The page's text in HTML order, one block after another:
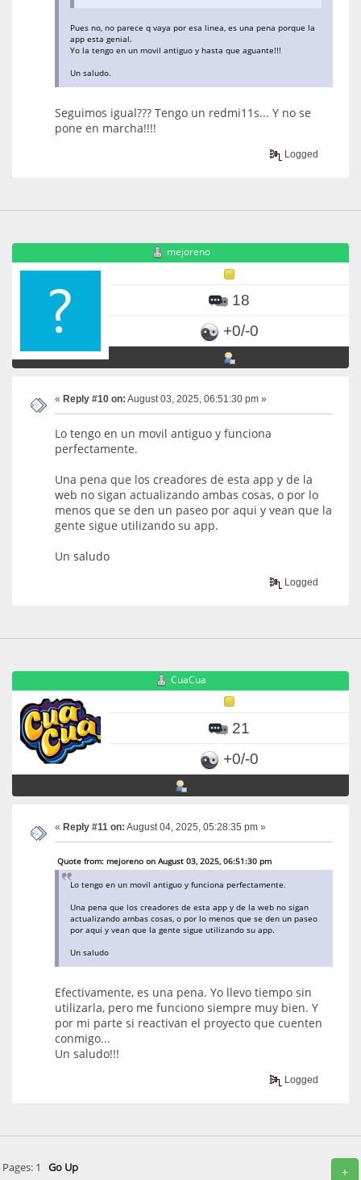
Pues no, no parece q vaya por esa linea, es una pena porque la
app esta genial.
Yo la tengo en un movil antiguo y hasta que aguante!!!
Un saludo.
Seguimos igual??? Tengo un redmi11s... Y no se
pone en marcha!!!!
Logged
mejoreno
18
+0/-0
« Reply #10 on: August 03, 2025, 06:51:30 pm »
Lo tengo en un movil antiguo y funciona
perfectamente.
Una pena que los creadores de esta app y de la
web no sigan actualizando ambas cosas, o por lo
menos que se den un paseo por aqui y vean que la
gente sigue utilizando su app.
Un saludo
Logged
CuaCua
21
+0/-0
« Reply #11 on: August 04, 2025, 05:28:35 pm »
Quote from: mejoreno on August 03, 2025, 06:51:30 pm
Lo tengo en un movil antiguo y funciona perfectamente.
Una pena que los creadores de esta app y de la web no sigan
actualizando ambas cosas, o por lo menos que se den un paseo
por aqui y vean que la gente sigue utilizando su app.
Un saludo
Efectivamente, es una pena. Yo llevo tiempo sin
utilizarla, pero me funciono siempre muy bien. Y
por mi parte si reactivan el proyecto que cuenten
conmigo...
Un saludo!!!
Logged
+
Pages: 1 Go Up